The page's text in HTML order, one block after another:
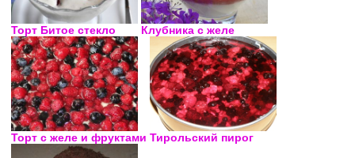
Торт Битое стекло Клубника с желе
Торт с желе и фруктами Тирольский пирог